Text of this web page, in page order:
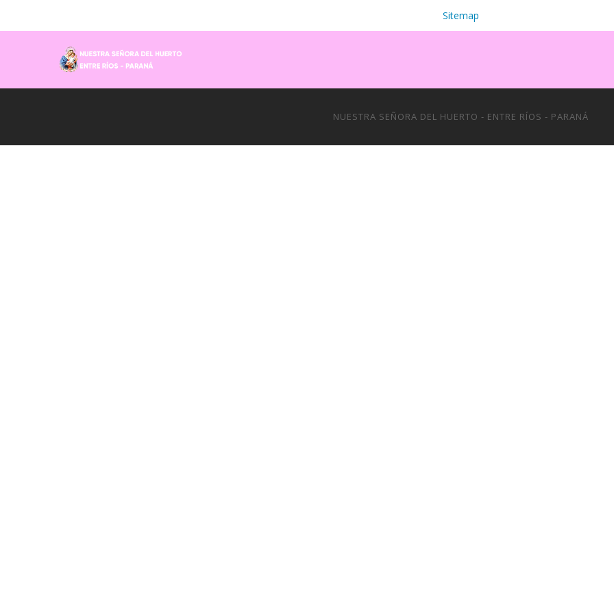
Sitemap
NUESTRA SEÑORA DEL HUERTO - ENTRE RÍOS - PARANÁ